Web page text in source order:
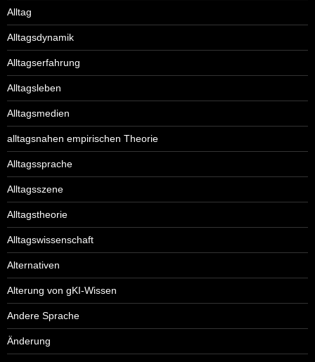
Alltag
Alltagsdynamik
Alltagserfahrung
Alltagsleben
Alltagsmedien
alltagsnahen empirischen Theorie
Alltagssprache
Alltagsszene
Alltagstheorie
Alltagswissenschaft
Alternativen
Alterung von gKI-Wissen
Andere Sprache
Änderung